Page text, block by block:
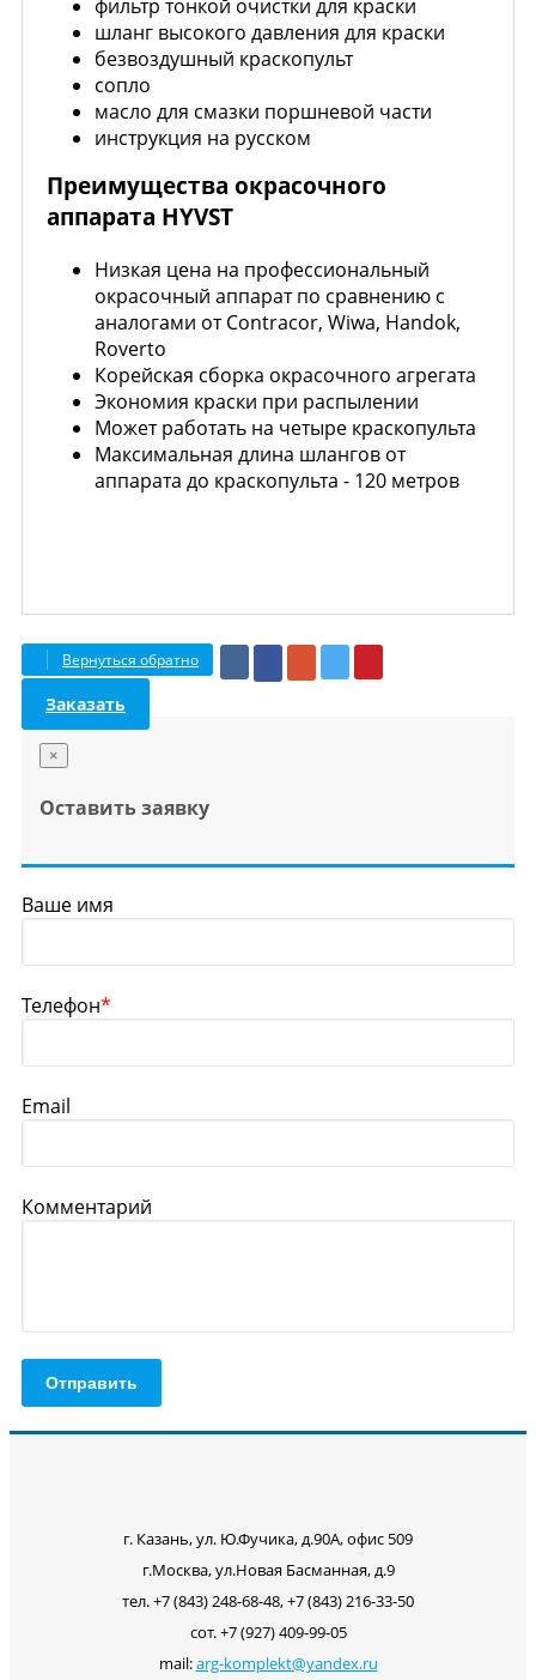
фильтр тонкой очистки для краски
шланг высокого давления для краски
безвоздушный краскопульт
сопло
масло для смазки поршневой части
инструкция на русском
Преимущества окрасочного
аппарата HYVST
Низкая цена на профессиональный
окрасочный аппарат по сравнению с
аналогами от Contracor, Wiwa, Handok,
Roverto
Корейская сборка окрасочного агрегата
Экономия краски при распылении
Может работать на четыре краскопульта
Максимальная длина шлангов от
аппарата до краскопульта - 120 метров
Вернуться обратно
Заказать
×
Оставить заявку
Ваше имя
Телефон*
Email
Комментарий
Отправить
г. Казань, ул. Ю.Фучика, д.90А, офис 509
г.Москва, ул.Новая Басманная, д.9
тел. +7 (843) 248-68-48, +7 (843) 216-33-50
сот. +7 (927) 409-99-05
mail:arg-komplekt@yandex.ru